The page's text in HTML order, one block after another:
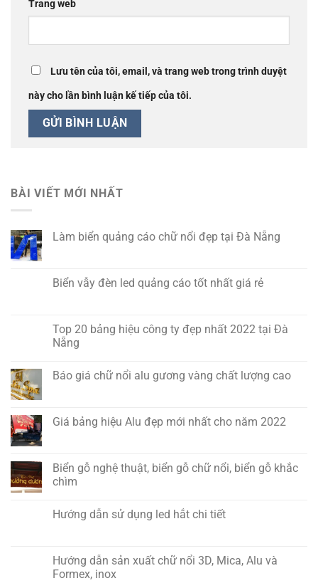
BÀI VIẾT MỚI NHẤT
Làm biển quảng cáo chữ nổi đẹp tại Đà Nẵng
Biển vẫy đèn led quảng cáo tốt nhất giá rẻ
Top 20 bảng hiệu công ty đẹp nhất 2022 tại Đà
Nẵng
Báo giá chữ nổi alu gương vàng chất lượng cao
Giá bảng hiệu Alu đẹp mới nhất cho năm 2022
Biển gỗ nghệ thuật, biển gỗ chữ nổi, biển gỗ khắc
chìm
Hướng dẫn sử dụng led hắt chi tiết
Hướng dẫn sản xuất chữ nổi 3D, Mica, Alu và
Formex, inox
Trang web
Lưu tên của tôi, email, và trang web trong trình duyệt
này cho lần bình luận kế tiếp của tôi.